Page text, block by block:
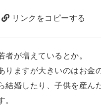
リンクをコピーする
が増えているとか。
りますが大きいのはお金
結婚したり、子供を産ん